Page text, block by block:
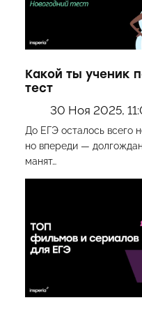
Какой ты ученик
тест
30 Ноя 2025,
До ЕГЭ осталось всего
но впереди —
манят…